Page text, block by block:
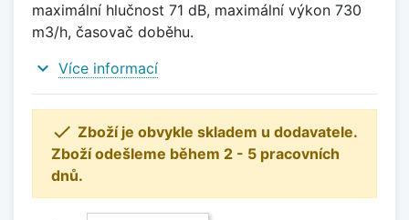
maximální hlučnost 71 dB, maximální výkon 730
m3/h, časovač doběhu.
expand_more Více informací
 Zboží je obvykle skladem u dodavatele.
Zboží odešleme během 2 - 5 pracovních
dnů.